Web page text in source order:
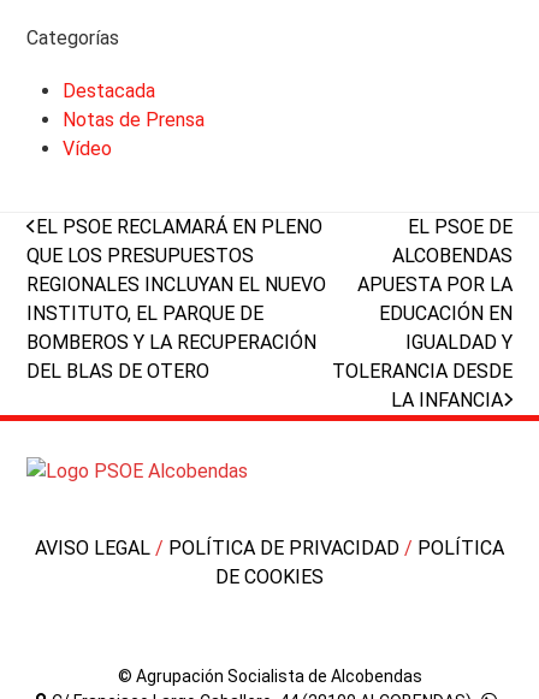
Categorías
Destacada
Notas de Prensa
Vídeo
previous
post:
EL PSOE RECLAMARÁ EN PLENO
QUE LOS PRESUPUESTOS
REGIONALES INCLUYAN EL NUEVO
INSTITUTO, EL PARQUE DE
BOMBEROS Y LA RECUPERACIÓN
DEL BLAS DE OTERO
next
post:
EL PSOE DE
ALCOBENDAS
APUESTA POR LA
EDUCACIÓN EN
IGUALDAD Y
TOLERANCIA DESDE
LA INFANCIA
AVISO LEGAL / POLÍTICA DE PRIVACIDAD / POLÍTICA
DE COOKIES
© Agrupación Socialista de Alcobendas